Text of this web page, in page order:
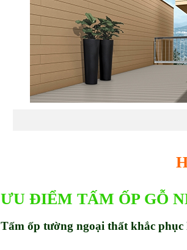
ƯU ĐIỂM TẤM ỐPGỖ
Tấm ốp tường ngoại thất khắc